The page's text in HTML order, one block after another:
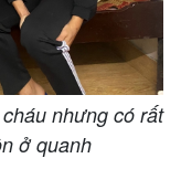
nhưng có rất
ở quanh